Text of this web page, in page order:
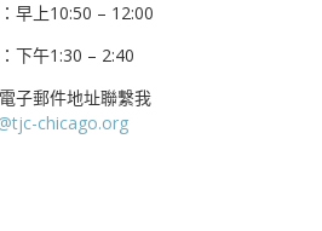
早上10:50 – 12:00
下午1:30 – 2:40
子郵件地址聯繫我
chicago.org